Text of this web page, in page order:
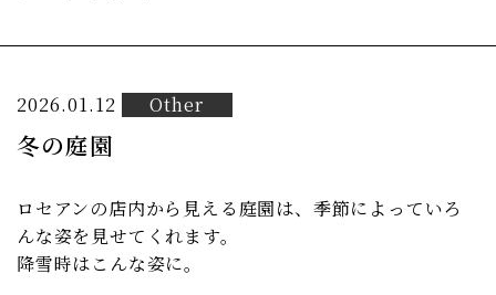
2026.01.12 Other
冬の庭園
ロセアンの店内から見える庭園は、季節によっていろ
んな姿を見せてくれます。
降雪時はこんな姿に。